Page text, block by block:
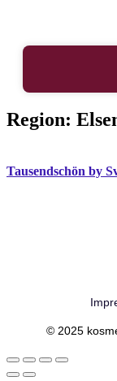
Region:
Tausendschön by
© 2025